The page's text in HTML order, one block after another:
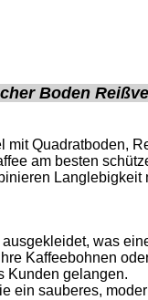
Boden
Quadratboden,
am besten
was
Kaffeebohnen
Kunden gelangen.
ein sauberes,